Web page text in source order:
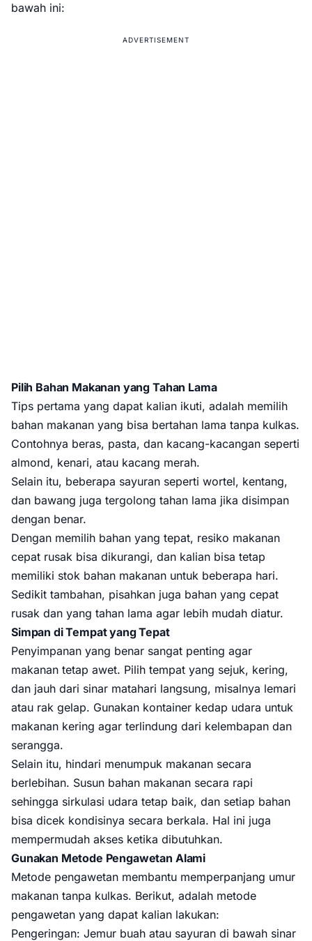
bawah ini:
ADVERTISEMENT
Pilih Bahan Makanan yang Tahan Lama
Tips pertama yang dapat kalian ikuti, adalah memilih
bahan makanan yang bisa bertahan lama tanpa kulkas.
Contohnya beras, pasta, dan kacang-kacangan seperti
almond, kenari, atau kacang merah.
Selain itu, beberapa sayuran seperti wortel, kentang,
dan bawang juga tergolong tahan lama jika disimpan
dengan benar.
Dengan memilih bahan yang tepat, resiko makanan
cepat rusak bisa dikurangi, dan kalian bisa tetap
memiliki stok bahan makanan untuk beberapa hari.
Sedikit tambahan, pisahkan juga bahan yang cepat
rusak dan yang tahan lama agar lebih mudah diatur.
Simpan di Tempat yang Tepat
Penyimpanan yang benar sangat penting agar
makanan tetap awet. Pilih tempat yang sejuk, kering,
dan jauh dari sinar matahari langsung, misalnya lemari
atau rak gelap. Gunakan kontainer kedap udara untuk
makanan kering agar terlindung dari kelembapan dan
serangga.
Selain itu, hindari menumpuk makanan secara
berlebihan. Susun bahan makanan secara rapi
sehingga sirkulasi udara tetap baik, dan setiap bahan
bisa dicek kondisinya secara berkala. Hal ini juga
mempermudah akses ketika dibutuhkan.
Gunakan Metode Pengawetan Alami
Metode pengawetan membantu memperpanjang umur
makanan tanpa kulkas. Berikut, adalah metode
pengawetan yang dapat kalian lakukan:
Pengeringan: Jemur buah atau sayuran di bawah sinar